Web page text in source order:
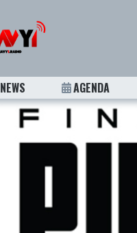
NEWS AGENDA